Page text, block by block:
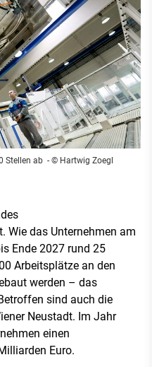
Stellen ab - © Hartwig Zoegl
Wie das Unternehmen am
Ende 2027 rund 25
Arbeitsplätze an den
werden – das
sind auch die
Neustadt. Im Jahr
einen
Euro.